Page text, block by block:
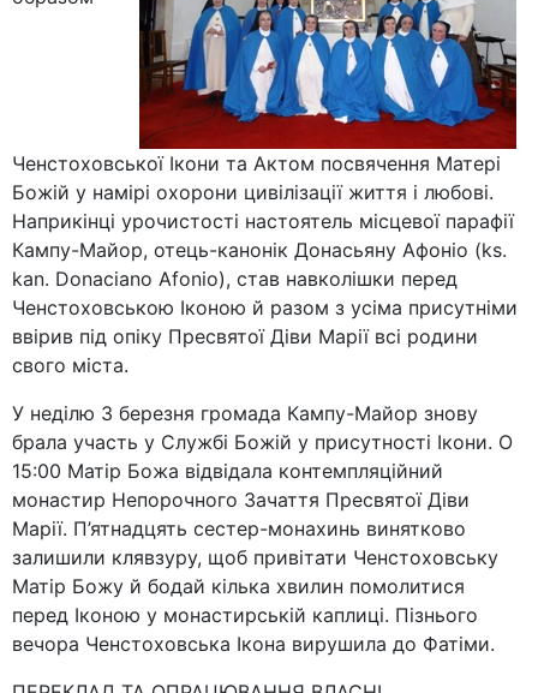
Ченстоховської Ікони та Актом посвячення Матері
Божій у намірі охорони цивілізації життя і любові.
Наприкінці урочистості настоятель місцевої парафії
Кампу-Майор, отець-канонік Донасьяну Афоніо (ks.
kan. Donaciano Afonio), став навколішки перед
Ченстоховською Іконою й разом з усіма присутніми
ввірив під опіку Пресвятої Діви Марії всі родини
свого міста.
У неділю 3 березня громада Кампу-Майор знову
брала участь у Службі Божій у присутності Ікони. О
15:00 Матір Божа відвідала контемпляційний
монастир Непорочного Зачаття Пресвятої Діви
Марії. П’ятнадцять сестер-монахинь винятково
залишили клявзуру, щоб привітати Ченстоховську
Матір Божу й бодай кілька хвилин помолитися
перед Іконою у монастирській каплиці. Пізнього
вечора Ченстоховська Ікона вирушила до Фатіми.